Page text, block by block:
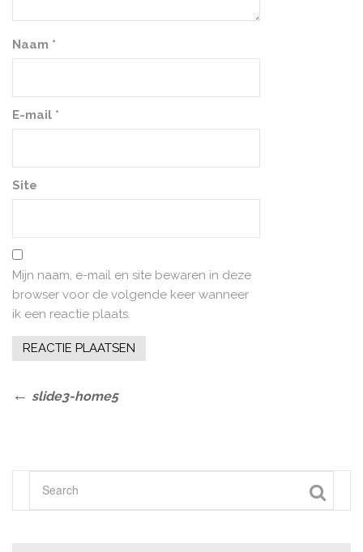
Naam *
E-mail *
Site
Mijn naam, e-mail en site bewaren in deze
browser voor de volgende keer wanneer
ik een reactie plaats.
Bericht
Previous
slide3-home5